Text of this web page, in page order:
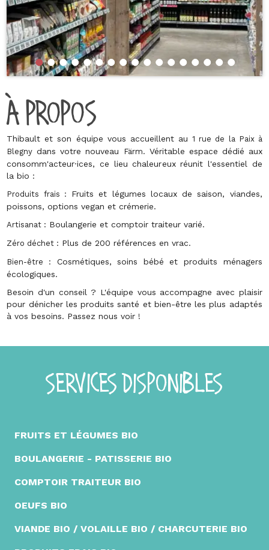
À PROPOS
Thibault et son équipe vous accueillent au 1 rue de la Paix à
Blegny dans votre nouveau Färm. Véritable espace dédié aux
consomm'acteur·ices, ce lieu chaleureux réunit l'essentiel de
la bio :
Produits frais : Fruits et légumes locaux de saison, viandes,
poissons, options vegan et crémerie.
Artisanat : Boulangerie et comptoir traiteur varié.
Zéro déchet : Plus de 200 références en vrac.
Bien-être : Cosmétiques, soins bébé et produits ménagers
écologiques.
Besoin d'un conseil ? L'équipe vous accompagne avec plaisir
pour dénicher les produits santé et bien-être les plus adaptés
à vos besoins. Passez nous voir !
SERVICES DISPONIBLES
FRUITS ET LÉGUMES BIO
BOULANGERIE - PATISSERIE BIO
COMPTOIR TRAITEUR BIO
OEUFS BIO
VIANDE BIO / VOLAILLE BIO / CHARCUTERIE BIO